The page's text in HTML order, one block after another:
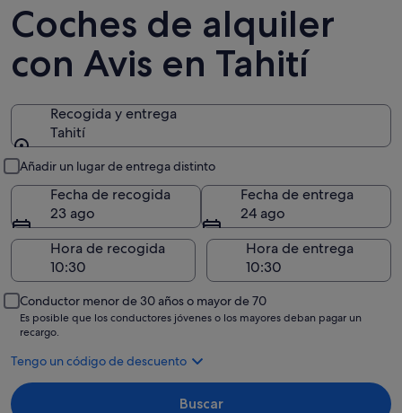
Coches de alquiler
con Avis en Tahití
Recogida y entrega
Tahití
Añadir un lugar de entrega distinto
Fecha de recogida
23 ago
Fecha de entrega
24 ago
Hora de recogida
Hora de entrega
Conductor menor de 30 años o mayor de 70
Es posible que los conductores jóvenes o los mayores deban pagar un
recargo.
Tengo un código de descuento
Buscar